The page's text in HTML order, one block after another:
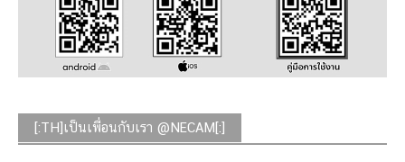
[:TH]เป็นเพื่อนกับเรา @NECAM[:]